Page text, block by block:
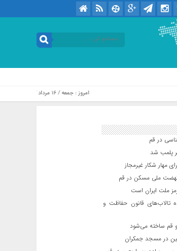
امروز : جمعه / ۱۶ مرداد / ۱۴۰۵ .::. برابر با : Friday, 7 August , 2026
در قم
پلمب شد
مهار شکار غیرمجاز
ملت ایران است
تالاب‌های قانون حفاظت و
قم ساخته می‌شود